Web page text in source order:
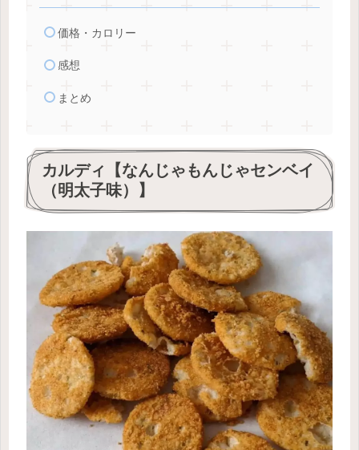
価格・カロリー
感想
まとめ
カルディ【なんじゃもんじゃセンベイ
（明太子味）】